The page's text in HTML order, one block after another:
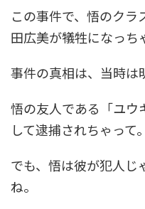
この事件で、悟のク
田広美が犠牲になっち
事件の真相は、当時は
悟の友人である「ユウ
して逮捕されちゃって。
でも、悟は彼が犯人じ
ね。